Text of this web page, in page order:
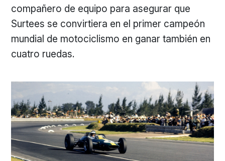
compañero de equipo para asegurar que
Surtees se convirtiera en el primer campeón
mundial de motociclismo en ganar también en
cuatro ruedas.